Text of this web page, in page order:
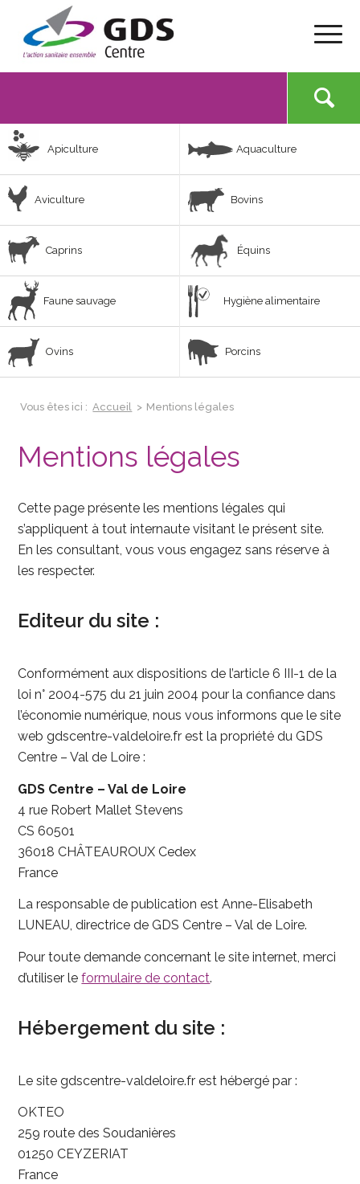
Apiculture Aquaculture
Aviculture Bovins
Caprins Équins
Faune sauvage Hygiène alimentaire
Ovins Porcins
Vous êtes ici : Accueil > Mentions légales
Mentions légales
Cette page présente les mentions légales qui
s’appliquent à tout internaute visitant le présent site.
En les consultant, vous vous engagez sans réserve à
les respecter.
Editeur du site :
Conformément aux dispositions de l’article 6 III-1 de la
loi n° 2004-575 du 21 juin 2004 pour la confiance dans
l’économie numérique, nous vous informons que le site
web gdscentre-valdeloire.fr est la propriété du GDS
Centre – Val de Loire :
GDS Centre – Val de Loire
4 rue Robert Mallet Stevens
CS 60501
36018 CHÂTEAUROUX Cedex
France
La responsable de publication est Anne-Elisabeth
LUNEAU, directrice de GDS Centre – Val de Loire.
Pour toute demande concernant le site internet, merci
d’utiliser leformulaire de contact.
Hébergement du site :
Le site gdscentre-valdeloire.fr est hébergé par :
OKTEO
259 route des Soudanières
01250 CEYZERIAT
France